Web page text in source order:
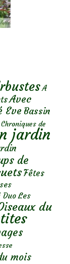
A
Avec
Eve Bassin
Chroniques de
jardin
de
Fêtes
Duo Les
du
mois